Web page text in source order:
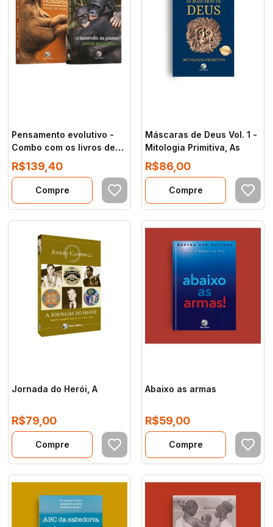
Pensamento evolutivo -
Combo com os livros de
Frans de Waal
R$139,40
Máscaras de Deus Vol. 1 -
Mitologia Primitiva, As
R$86,00
Jornada do Herói, A
R$79,00
Abaixo as armas
R$59,00